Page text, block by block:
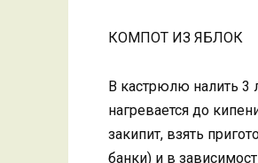
КОМПОТ ИЗ ЯБЛОК
В кастрюлю налить 3
нагревается до
закипит, взять
банки) и в